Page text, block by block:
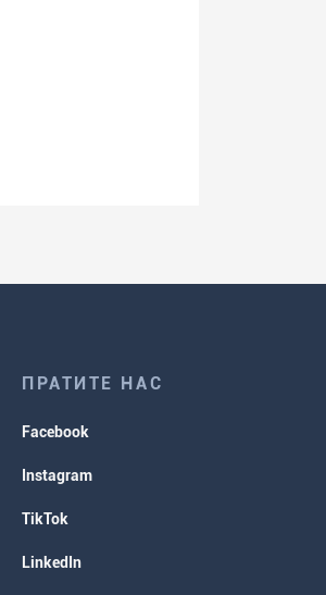
ПРАТИТЕ НАС
Facebook
Instagram
TikTok
LinkedIn